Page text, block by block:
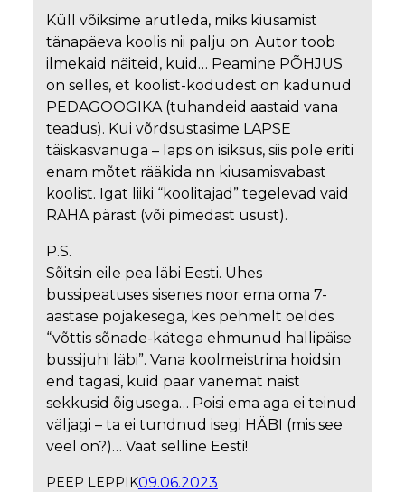
Küll võiksime arutleda, miks kiusamist
tänapäeva koolis nii palju on. Autor toob
ilmekaid näiteid, kuid… Peamine PÕHJUS
on selles, et koolist-kodudest on kadunud
PEDAGOOGIKA (tuhandeid aastaid vana
teadus). Kui võrdsustasime LAPSE
täiskasvanuga – laps on isiksus, siis pole eriti
enam mõtet rääkida nn kiusamisvabast
koolist. Igat liiki “koolitajad” tegelevad vaid
RAHA pärast (või pimedast usust).
P.S.
Sõitsin eile pea läbi Eesti. Ühes
bussipeatuses sisenes noor ema oma 7-
aastase pojakesega, kes pehmelt öeldes
“võttis sõnade-kätega ehmunud hallipäise
bussijuhi läbi”. Vana koolmeistrina hoidsin
end tagasi, kuid paar vanemat naist
sekkusid õigusega… Poisi ema aga ei teinud
väljagi – ta ei tundnud isegi HÄBI (mis see
veel on?)… Vaat selline Eesti!
PEEP LEPPIK09.06.2023